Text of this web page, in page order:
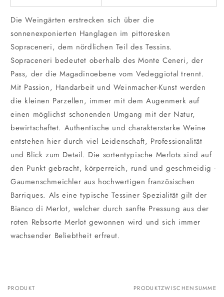
Die Weingärten erstrecken sich über die
sonnenexponierten Hanglagen im pittoresken
Sopraceneri, dem nördlichen Teil des Tessins.
Sopraceneri bedeutet oberhalb des Monte Ceneri, der
Pass, der die Magadinoebene vom Vedeggiotal trennt.
Mit Passion, Handarbeit und Weinmacher-Kunst werden
die kleinen Parzellen, immer mit dem Augenmerk auf
einen möglichst schonenden Umgang mit der Natur,
bewirtschaftet. Authentische und charakterstarke Weine
entstehen hier durch viel Leidenschaft, Professionalität
und Blick zum Detail. Die sortentypische Merlots sind auf
den Punkt gebracht, körperreich, rund und geschmeidig -
Gaumenschmeichler aus hochwertigen französischen
Barriques. Als eine typische Tessiner Spezialität gilt der
Bianco di Merlot, welcher durch sanfte Pressung aus der
roten Rebsorte Merlot gewonnen wird und sich immer
wachsender Beliebtheit erfreut.
Dein
PRODUKT PRODUKTZWISCHENSUMME